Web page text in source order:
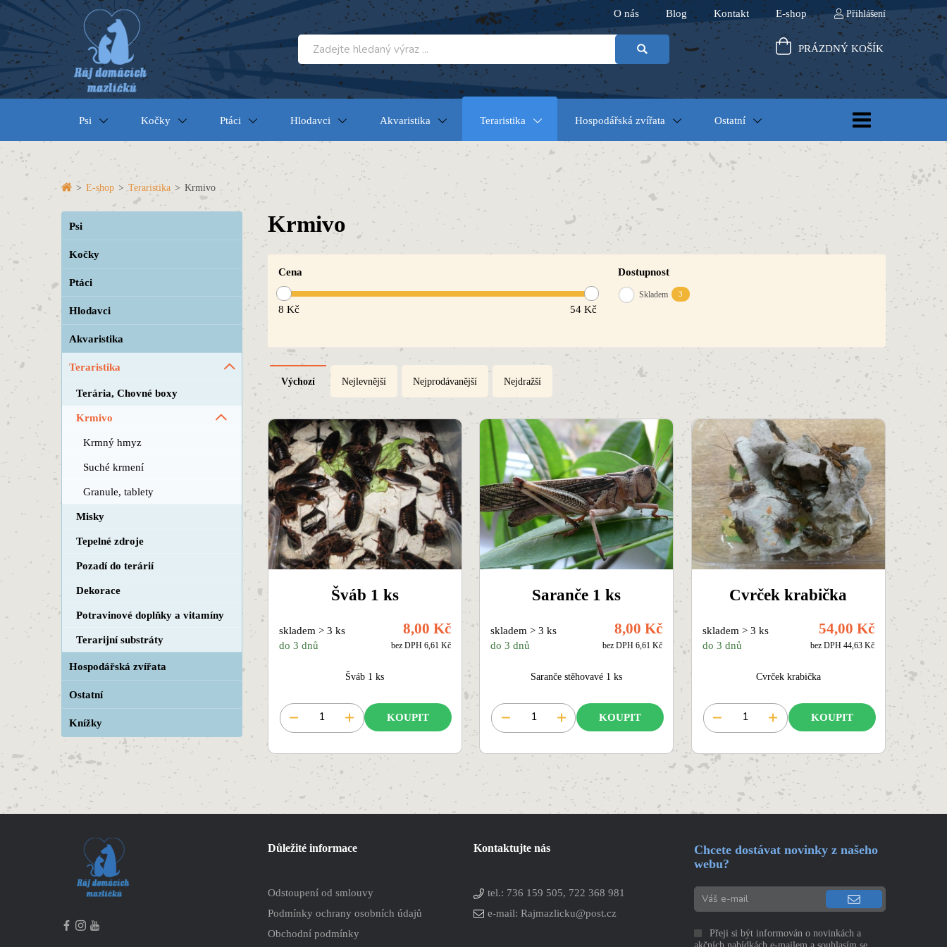
O nás Blog Kontakt E-shop Přihlášení
PRÁZDNÝ KOŠÍK
Psi Kočky Ptáci Hlodavci Akvaristika Teraristika Hospodářská zvířata Ostatní
> E-shop > Teraristika > Krmivo
Psi
Kočky
Ptáci
Hlodavci
Akvaristika
Teraristika
Terária, Chovné boxy
Krmivo
Krmný hmyz
Suché krmení
Granule, tablety
Misky
Tepelné zdroje
Pozadí do terárií
Dekorace
Potravinové doplňky a vitamíny
Terarijní substráty
Hospodářská zvířata
Ostatní
Knížky
Krmivo
Cena
8 Kč 54 Kč
Dostupnost
Skladem 3
Výchozí Nejlevnější Nejprodávanější Nejdražší
Šváb 1 ks
skladem > 3 ks
do 3 dnů
8,00 Kč
bez DPH 6,61 Kč
Šváb 1 ks
KOUPIT
Saranče 1 ks
skladem > 3 ks
do 3 dnů
8,00 Kč
bez DPH 6,61 Kč
Saranče stěhovavé 1 ks
KOUPIT
Cvrček krabička
skladem > 3 ks
do 3 dnů
54,00 Kč
bez DPH 44,63 Kč
Cvrček krabička
KOUPIT
Důležité informace
Odstoupení od smlouvy
Podmínky ochrany osobních údajů
Obchodní podmínky
Kontaktujte nás
tel.: 736 159 505, 722 368 981
e-mail: Rajmazlicku@post.cz
Chcete dostávat novinky z našeho
webu?
Přeji si být informován o novinkách a